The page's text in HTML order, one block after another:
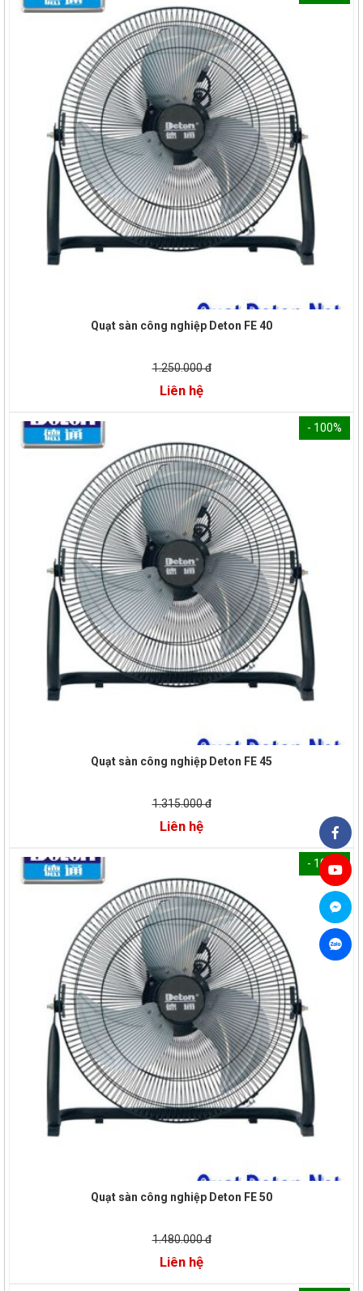
Quạt sàn công nghiệp Deton FE 40
1.250.000 đ
Liên hệ
- 100%
Quạt sàn công nghiệp Deton FE 45
1.315.000 đ
Liên hệ
- 100%
Quạt sàn công nghiệp Deton FE 50
1.480.000 đ
Liên hệ